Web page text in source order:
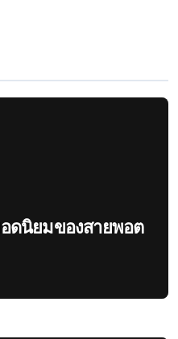
อดนิยมของสายพอต